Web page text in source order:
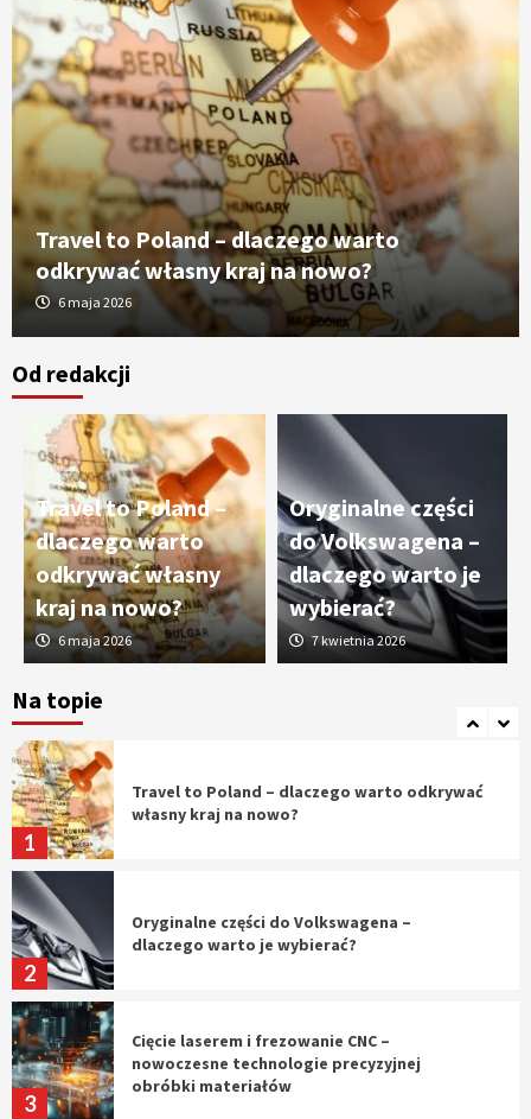
Travel to Poland – dlaczego warto
odkrywać własny kraj na nowo?
6 maja 2026
Od redakcji
Travel to Poland –
dlaczego warto
odkrywać własny
kraj na nowo?
6 maja 2026
Oryginalne części
do Volkswagena –
dlaczego warto je
wybierać?
7 kwietnia 2026
Na topie
3
nowoczesne technologie precyzyjnej
obróbki materiałów
4
Czy sztuczna inteligencja wyprze pracę
geodety w przyszłości?
5
Tworzenie aplikacji internetowych – jak
1
Travel to Poland – dlaczego warto odkrywać
własny kraj na nowo?
2
Oryginalne części do Volkswagena –
dlaczego warto je wybierać?
3
Cięcie laserem i frezowanie CNC –
nowoczesne technologie precyzyjnej
obróbki materiałów